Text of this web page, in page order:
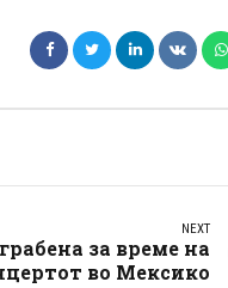
NEXT
за време на
во Мексико